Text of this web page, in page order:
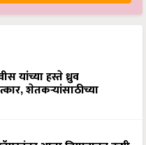
यांच्या हस्ते ध्रुव
शेतकऱ्यांसाठीच्या